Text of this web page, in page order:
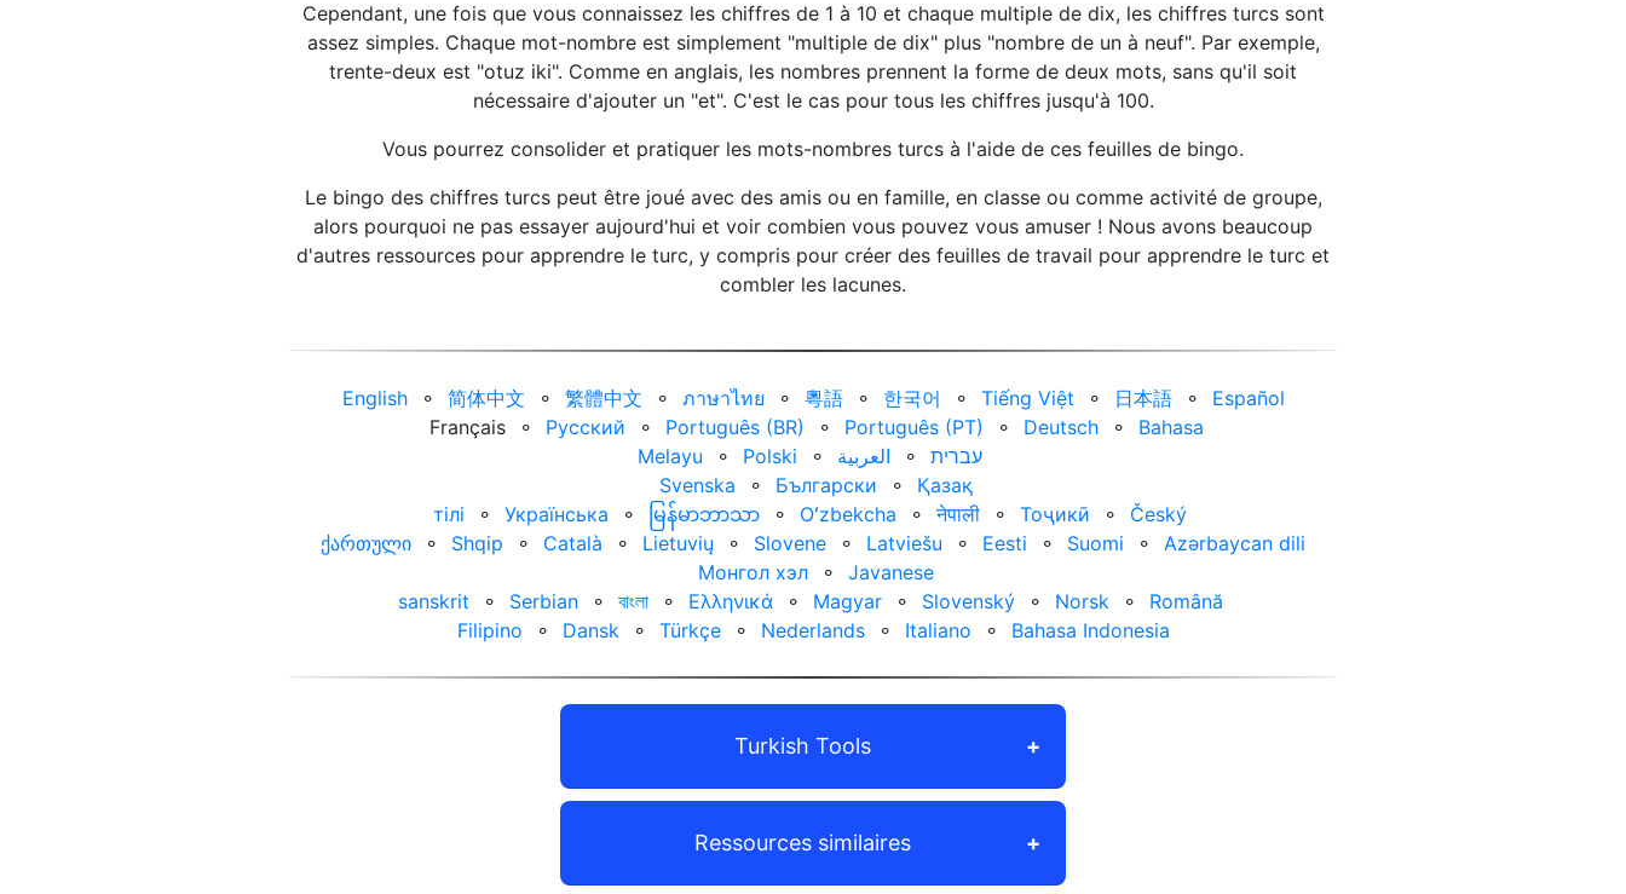
Cependant, une fois que vous connaissez les chiffres de 1 à 10 et chaque multiple de dix, les chiffres turcs sont
assez simples. Chaque mot-nombre est simplement "multiple de dix" plus "nombre de un à neuf". Par exemple,
trente-deux est "otuz iki". Comme en anglais, les nombres prennent la forme de deux mots, sans qu'il soit
nécessaire d'ajouter un "et". C'est le cas pour tous les chiffres jusqu'à 100.
Vous pourrez consolider et pratiquer les mots-nombres turcs à l'aide de ces feuilles de bingo.
Le bingo des chiffres turcs peut être joué avec des amis ou en famille, en classe ou comme activité de groupe,
alors pourquoi ne pas essayer aujourd'hui et voir combien vous pouvez vous amuser ! Nous avons beaucoup
d'autres ressources pour apprendre le turc, y compris pour créer des feuilles de travail pour apprendre le turc et
combler les lacunes.
English ⚬ 简体中文 ⚬ 繁體中文 ⚬ ภาษาไทย ⚬ 粵語 ⚬ 한국어 ⚬ Tiếng Việt ⚬ 日本語 ⚬
Español
Français
⚬ Русский ⚬ Português (BR) ⚬ Português (PT) ⚬ Deutsch ⚬
Bahasa
Melayu
⚬ Polski ⚬ العربية‏ ⚬
עברית‏
Svenska
⚬ Български ⚬
Қазақ
тілі
⚬ Українська ⚬ မြန်မာဘာသာ ⚬ Oʻzbekcha ⚬ नेपाली ⚬ Тоҷикӣ ⚬
Český
ქართული
⚬ Shqip ⚬ Català ⚬ Lietuvių ⚬ Slovene ⚬ Latviešu ⚬ Eesti ⚬ Suomi ⚬
Azərbaycan dili
Монгол хэл
⚬
Javanese
sanskrit
⚬ Serbian ⚬ বাংলা ⚬ Ελληνικά ⚬ Magyar ⚬ Slovenský ⚬ Norsk ⚬
Română
Filipino
⚬ Dansk ⚬ Türkçe ⚬ Nederlands ⚬ Italiano ⚬ Bahasa Indonesia
Turkish Tools
Ressources similaires